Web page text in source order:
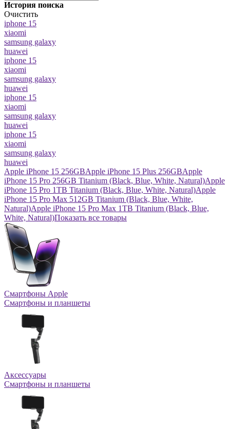
История поиска
Очистить
iphone 15
xiaomi
samsung galaxy
huawei
iphone 15
xiaomi
samsung galaxy
huawei
iphone 15
xiaomi
samsung galaxy
huawei
iphone 15
xiaomi
samsung galaxy
huawei
Apple iPhone 15 256GBApple iPhone 15 Plus 256GBApple
iPhone 15 Pro 256GB Titanium (Black, Blue, White, Natural)Apple
iPhone 15 Pro 1TB Titanium (Black, Blue, White, Natural)Apple
iPhone 15 Pro Max 512GB Titanium (Black, Blue, White,
Natural)Apple iPhone 15 Pro Max 1TB Titanium (Black, Blue,
White, Natural)Показать все товары
Смартфоны Apple
Смартфоны и планшеты
Аксессуары
Смартфоны и планшеты